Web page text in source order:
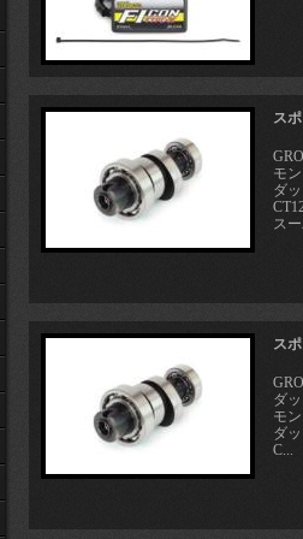
ス
モ
ダ
ス
ス
ダ
モ
ダ
C...